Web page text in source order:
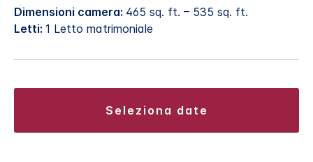
Dimensioni camera: 465 sq. ft. – 535 sq. ft.
Letti: 1 Letto matrimoniale
seleziona date